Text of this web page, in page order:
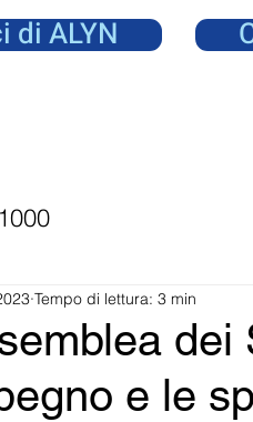
di ALYN
dei
e le
Tempo di lettura: 3 min